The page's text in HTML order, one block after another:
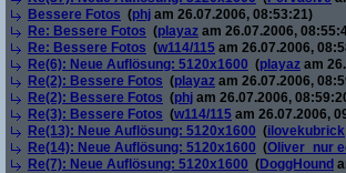
Bessere Fotos (phj am 26.07.2006, 08:53:21)
Re: Bessere Fotos (playaz am 26.07.2006,
Re: Bessere Fotos (w114/115 am 26.07.2006,
Re(6): Neue Auflösung: 5120x1600 (playaz am
Re(2): Bessere Fotos (playaz am 26.07.2006,
Re(2): Bessere Fotos (phj am 26.07.2006,
Re(3): Bessere Fotos (w114/115 am 26.07.2006,
Re(13): Neue Auflösung: 5120x1600 (ilovekubrick
Re(14): Neue Auflösung: 5120x1600 (Oliver_nur
Re(7): Neue Auflösung: 5120x1600 (DoggHound